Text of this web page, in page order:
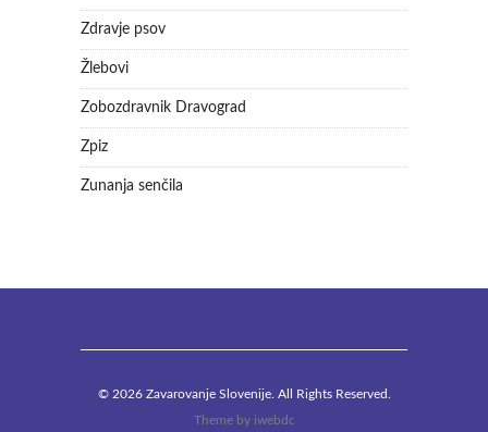
Zdravje psov
Žlebovi
Zobozdravnik Dravograd
Zpiz
Zunanja senčila
© 2026 Zavarovanje Slovenije. All Rights Reserved.
Theme by iwebdc